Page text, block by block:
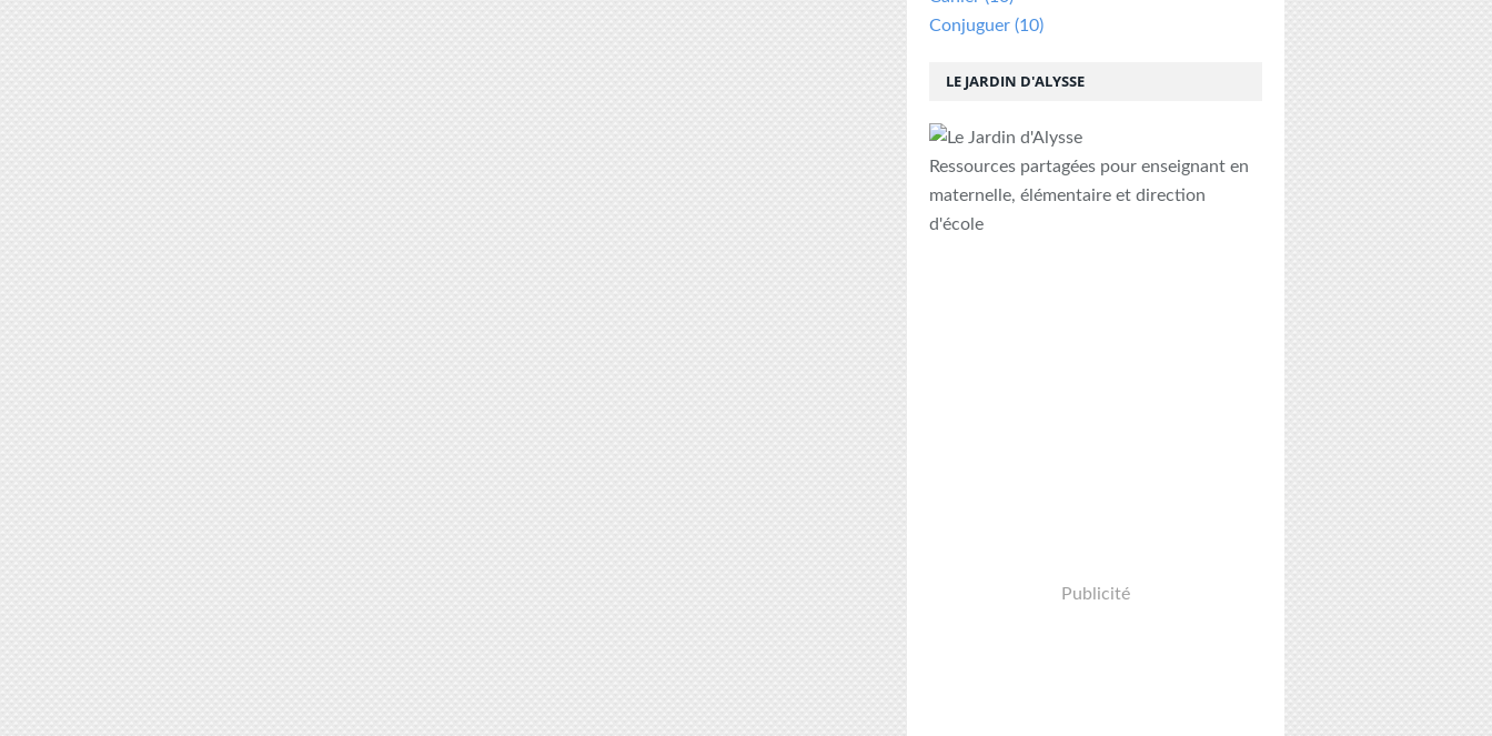
LE JARDIN D'ALYSSE
Ressources partagées pour enseignant en
maternelle, élémentaire et direction
d'école
Publicité
Conjuguer (10)